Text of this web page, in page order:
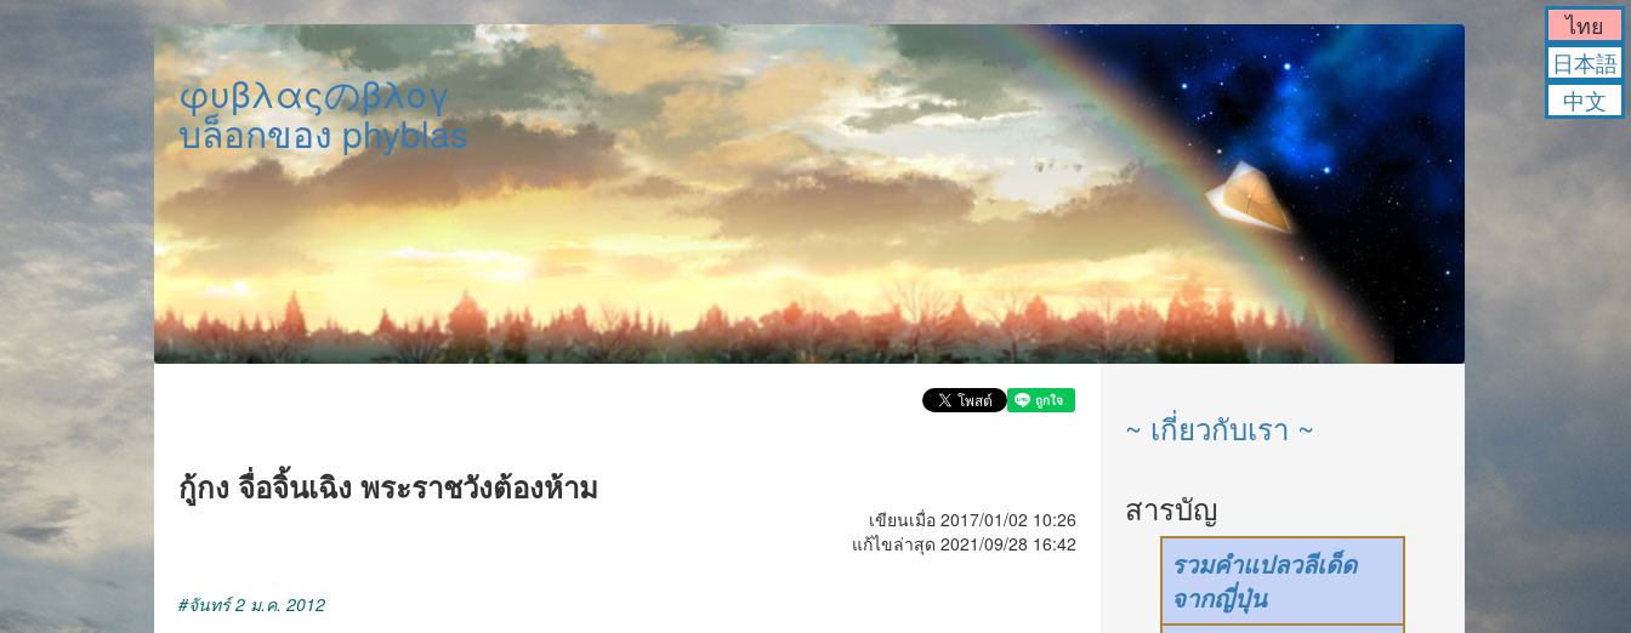
φυβλαςのβλογ
บล็อกของ phyblas
กู้กง จื่อจิ้นเฉิง พระราชวังต้องห้าม
เขียนเมื่อ 2017/01/02 10:26
แก้ไขล่าสุด 2021/09/28 16:42
#จันทร์ 2 ม.ค. 2012
~ เกี่ยวกับเรา ~
สารบัญ
รวมคำแปลวลีเด็ด
จากญี่ปุ่น
ไทย
日本語
中文